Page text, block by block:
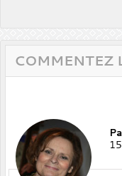
COMMENTEZ